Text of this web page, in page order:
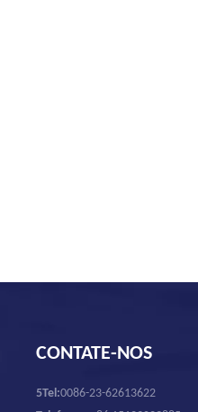
CONTATE-NOS
5Tel:0086-23-62613622